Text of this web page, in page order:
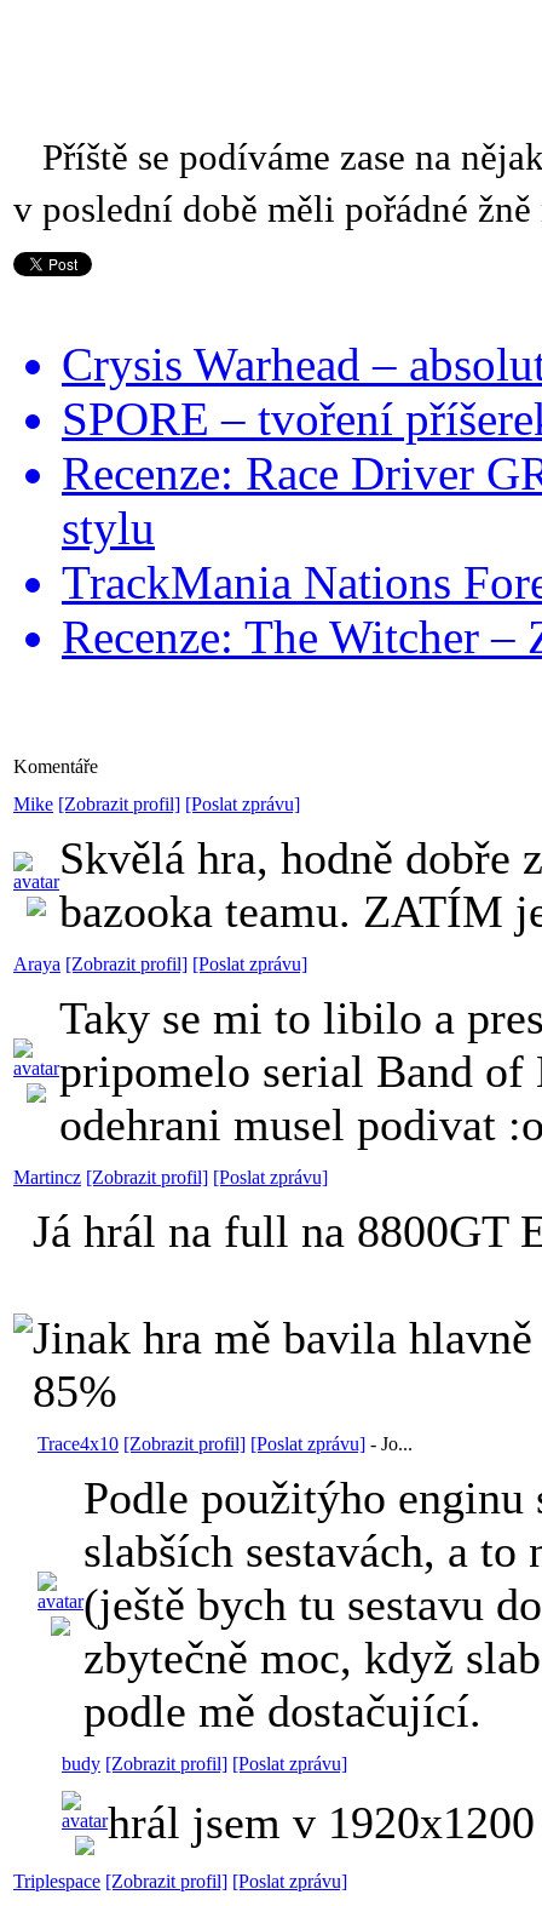
Příště se podíváme zase na
v poslední době měli pořádné
Crysis Warhead –
SPORE – tvoření
Recenze: Race Driver
stylu
TrackMania Nations
Recenze: The Witcher
Komentáře
Mike [Zobrazit profil] [Poslat zprávu]
Skvělá hra, hodně dobře
bazooka teamu. ZATÍM
Araya [Zobrazit profil] [Poslat zprávu]
Taky se mi to libilo a
pripomelo serial Band of
odehrani musel podivat
Martincz [Zobrazit profil] [Poslat zprávu]
Já hrál na full na 8800GT
Jinak hra mě bavila
85%
Trace4x10 [Zobrazit profil] [Poslat zprávu] - Jo...
Podle použitýho
slabších sestavách, a
(ještě bych tu sestavu
zbytečně moc, když
podle mě dostačující.
budy [Zobrazit profil] [Poslat zprávu]
hrál jsem v
Triplespace [Zobrazit profil] [Poslat zprávu]